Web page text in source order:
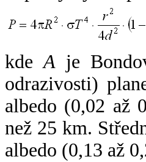
kdeA je
odrazivosti)
albedo (0,02 až
než 25 km.
albedo (0,13 až